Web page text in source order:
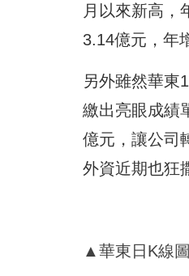
月以來新高，
3.14億元，年
另外雖然華東
繳出亮眼成績
億元，讓公司
外資近期也狂
▲華東日K線